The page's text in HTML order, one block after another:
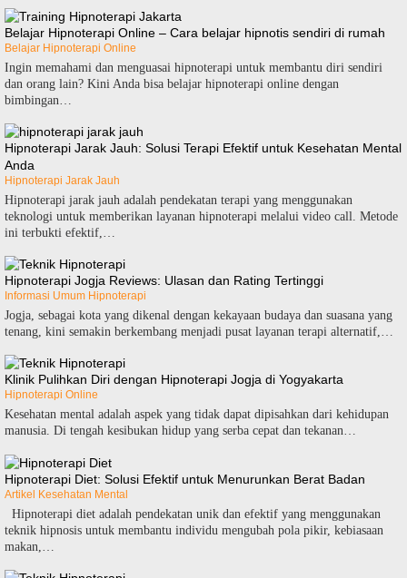
Belajar Hipnoterapi Online – Cara belajar hipnotis sendiri di rumah
Belajar Hipnoterapi Online
Ingin memahami dan menguasai hipnoterapi untuk membantu diri sendiri
dan orang lain? Kini Anda bisa belajar hipnoterapi online dengan
bimbingan…
Hipnoterapi Jarak Jauh: Solusi Terapi Efektif untuk Kesehatan Mental
Anda
Hipnoterapi Jarak Jauh
Hipnoterapi jarak jauh adalah pendekatan terapi yang menggunakan
teknologi untuk memberikan layanan hipnoterapi melalui video call. Metode
ini terbukti efektif,…
Hipnoterapi Jogja Reviews: Ulasan dan Rating Tertinggi
Informasi Umum Hipnoterapi
Jogja, sebagai kota yang dikenal dengan kekayaan budaya dan suasana yang
tenang, kini semakin berkembang menjadi pusat layanan terapi alternatif,…
Klinik Pulihkan Diri dengan Hipnoterapi Jogja di Yogyakarta
Hipnoterapi Online
Kesehatan mental adalah aspek yang tidak dapat dipisahkan dari kehidupan
manusia. Di tengah kesibukan hidup yang serba cepat dan tekanan…
Hipnoterapi Diet: Solusi Efektif untuk Menurunkan Berat Badan
Artikel Kesehatan Mental
Hipnoterapi diet adalah pendekatan unik dan efektif yang menggunakan
teknik hipnosis untuk membantu individu mengubah pola pikir, kebiasaan
makan,…